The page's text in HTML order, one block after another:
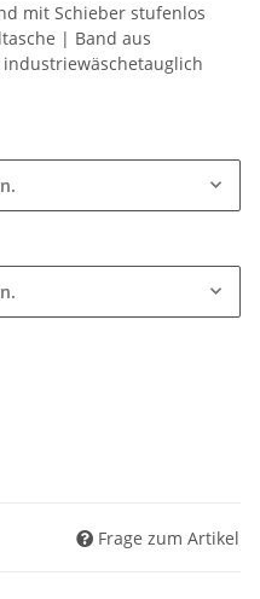
mit Schieber stufenlos
| Band aus
Frage zum Artikel